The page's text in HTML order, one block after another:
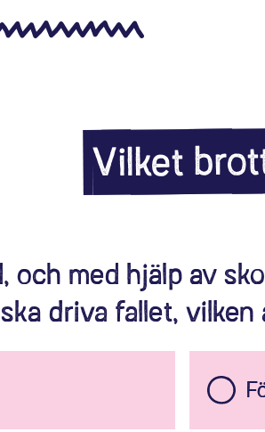
Vilket
och med hjälp av
driva fallet,